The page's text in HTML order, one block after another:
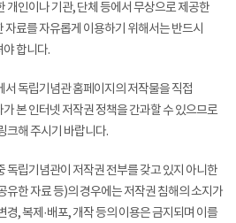
개인이나 기관, 단체 등에서 무상으로 제공한
료를 자유롭게 이용하기 위해서는 반드시
합니다.
서 독립기념관 홈페이지의 저작물을 직접
본 인터넷 저작권 정책을 간과할 수 있으므로
크해 주시기 바랍니다.
독립기념관이 저작권 전부를 갖고 있지 아니한
유한 자료 등)의 경우에는 저작권 침해의 소지가
경, 복제·배포, 개작 등의 이용은 금지되며 이를